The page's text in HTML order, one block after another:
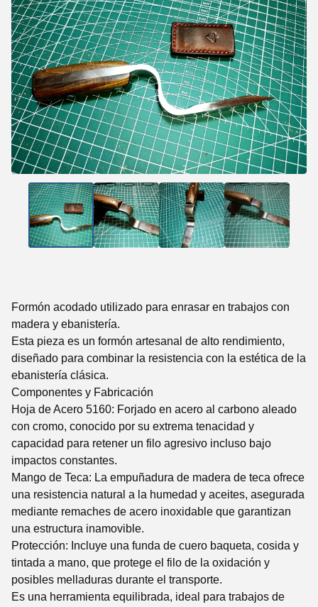
Formón acodado utilizado para enrasar en trabajos con
madera y ebanistería.
Esta pieza es un formón artesanal de alto rendimiento,
diseñado para combinar la resistencia con la estética de la
ebanistería clásica.
​Componentes y Fabricación
​Hoja de Acero 5160: Forjado en acero al carbono aleado
con cromo, conocido por su extrema tenacidad y
capacidad para retener un filo agresivo incluso bajo
impactos constantes.
​Mango de Teca: La empuñadura de madera de teca ofrece
una resistencia natural a la humedad y aceites, asegurada
mediante remaches de acero inoxidable que garantizan
una estructura inamovible.
​Protección: Incluye una funda de cuero baqueta, cosida y
tintada a mano, que protege el filo de la oxidación y
posibles melladuras durante el transporte.
​Es una herramienta equilibrada, ideal para trabajos de